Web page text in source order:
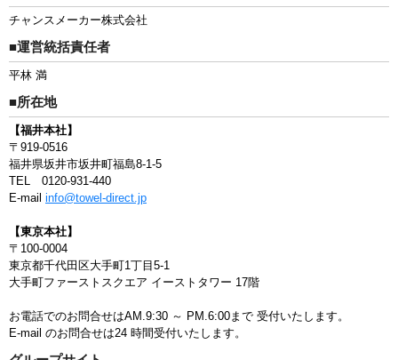
チャンスメーカー株式会社
■運営統括責任者
平林 満
■所在地
【福井本社】
〒919-0516
福井県坂井市坂井町福島8-1-5
TEL 0120-931-440
E-mail info@towel-direct.jp
【東京本社】
〒100-0004
東京都千代田区大手町1丁目5-1
大手町ファーストスクエア イーストタワー 17階
お電話でのお問合せはAM.9:30 ～ PM.6:00まで 受付いたします。
E-mail のお問合せは24 時間受付いたします。